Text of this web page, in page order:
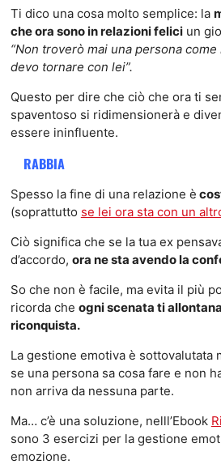
Ti dico una cosa molto semplice: la
che ora sono in relazioni feliciun
“Non troverò mai una persona come
devo tornare con lei”.
Questo per dire che ciò che ora ti
spaventoso si ridimensionerà e
essere ininfluente.
RABBIA
Spesso la fine di una relazione è
(soprattutto se lei ora sta con un
Ciò significa che se la tua ex
d’accordo, ora ne sta avendo la
So che non è facile, ma evita il più
ricorda che ogni scenata ti
riconquista.
La gestione emotiva è sottovalutata
se una persona sa cosa fare e non
non arriva da nessuna parte.
Ma… c’è una soluzione, nelll’Ebook
sono 3 esercizi per la gestione
emozione.